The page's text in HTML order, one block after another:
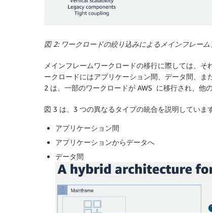
図 2: ワークロードの絞り込みによるメインフレー
メインフレームワークロードの移行に際しては、
ークロードにはアプリケーション間、データ間、
2 は、一部のワークロードが AWS に移行され、他
図 3 は、3 つの異なるタイプの統合を説明しています
アプリケーション間
アプリケーションからデータへ
データ間